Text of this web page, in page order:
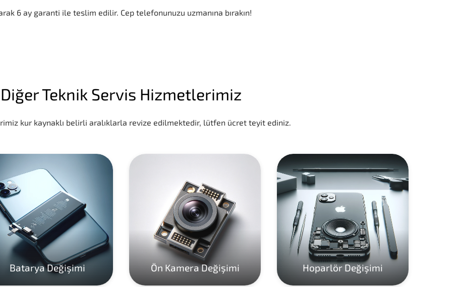
6 ay garanti ile teslim edilir. Cep telefonunuzu uzmanına bırakın!
Diğer Teknik Servis Hizmetlerimiz
kur kaynaklı belirli aralıklarla revize edilmektedir, lütfen ücret teyit ediniz.
Batarya Değişimi Ön Kamera Değişimi Hoparlör Değişimi